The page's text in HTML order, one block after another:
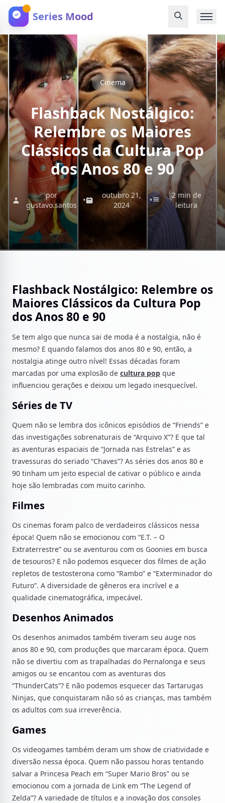
Series Mood
Cinema
Flashback Nostálgico:
Relembre os Maiores
Clássicos da Cultura Pop
dos Anos 80 e 90
por
gustavo.santos
•
outubro 21,
2024
•
2 min de
leitura
Flashback Nostálgico: Relembre os
Maiores Clássicos da Cultura Pop
dos Anos 80 e 90
Se tem algo que nunca sai de moda é a nostalgia, não é
mesmo? E quando falamos dos anos 80 e 90, então, a
nostalgia atinge outro nível! Essas décadas foram
marcadas por uma explosão de cultura pop que
influenciou gerações e deixou um legado inesquecível.
Séries de TV
Quem não se lembra dos icônicos episódios de “Friends” e
das investigações sobrenaturais de “Arquivo X”? E que tal
as aventuras espaciais de “Jornada nas Estrelas” e as
travessuras do seriado “Chaves”? As séries dos anos 80 e
90 tinham um jeito especial de cativar o público e ainda
hoje são lembradas com muito carinho.
Filmes
Os cinemas foram palco de verdadeiros clássicos nessa
época! Quem não se emocionou com “E.T. – O
Extraterrestre” ou se aventurou com os Goonies em busca
de tesouros? E não podemos esquecer dos filmes de ação
repletos de testosterona como “Rambo” e “Exterminador do
Futuro”. A diversidade de gêneros era incrível e a
qualidade cinematográfica, impecável.
Desenhos Animados
Os desenhos animados também tiveram seu auge nos
anos 80 e 90, com produções que marcaram época. Quem
não se divertiu com as trapalhadas do Pernalonga e seus
amigos ou se encantou com as aventuras dos
“ThunderCats”? E não podemos esquecer das Tartarugas
Ninjas, que conquistaram não só as crianças, mas também
os adultos com sua irreverência.
Games
Os videogames também deram um show de criatividade e
diversão nessa época. Quem não passou horas tentando
salvar a Princesa Peach em “Super Mario Bros” ou se
emocionou com a jornada de Link em “The Legend of
Zelda”? A variedade de títulos e a inovação dos consoles